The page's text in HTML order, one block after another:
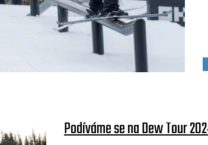
Podíváme se na Dew Tour